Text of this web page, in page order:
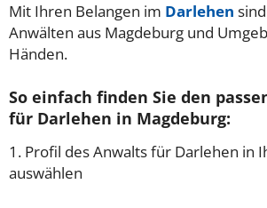
Mit Ihren Belangen im Darlehen
Anwälten aus Magdeburg und
Händen.
So einfach finden Sie den
für Darlehen in Magdeburg:
1. Profil des Anwalts für Darlehen in
auswählen